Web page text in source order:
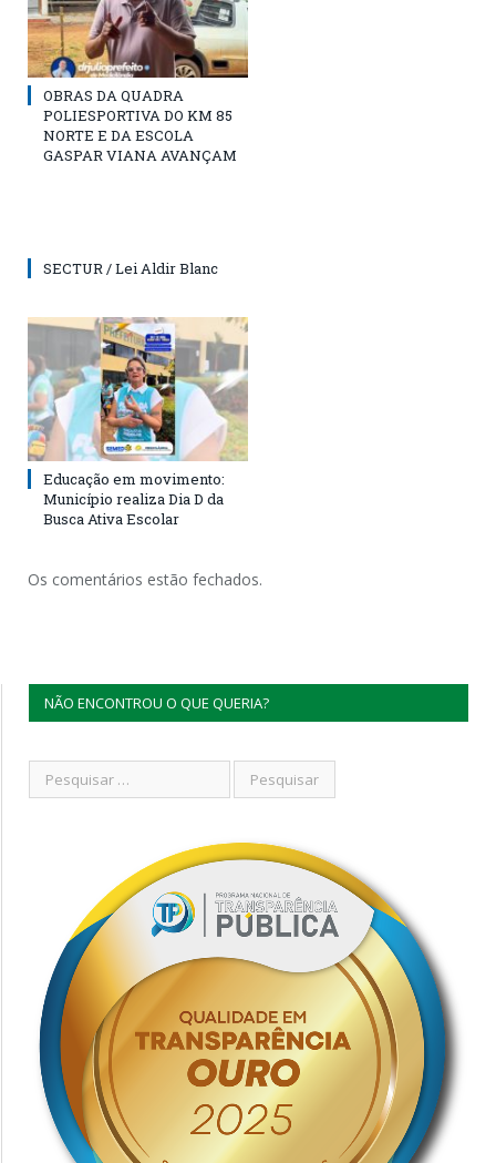
OBRAS DA QUADRA
POLIESPORTIVA DO KM 85
NORTE E DA ESCOLA
GASPAR VIANA AVANÇAM
SECTUR / Lei Aldir Blanc
Educação em movimento:
Município realiza Dia D da
Busca Ativa Escolar
Os comentários estão fechados.
NÃO ENCONTROU O QUE QUERIA?